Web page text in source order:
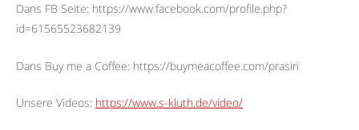
Dans FB Seite: https://www.facebook.com/profile.php?
id=61565523682139
Dans Buy me a Coffee: https://buymeacoffee.com/prasiri
Unsere Videos: https://www.s-kluth.de/video/